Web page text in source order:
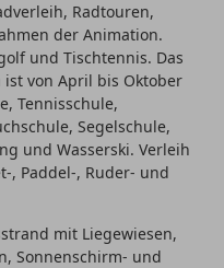
Radtouren,
der Animation.
und Tischtennis. Das
von April bis Oktober
Tennisschule,
Segelschule,
und Wasserski. Verleih
, Paddel-, Ruder- und
mit Liegewiesen,
Sonnenschirm- und